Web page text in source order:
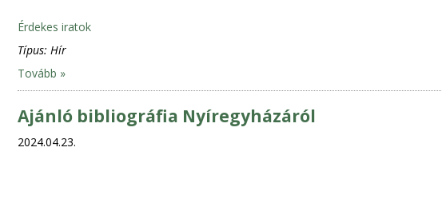
Érdekes iratok
Típus: Hír
Tovább »
Ajánló bibliográfia Nyíregyházáról
2024.04.23.